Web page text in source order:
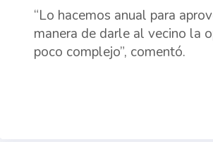
“Lo hacemos anual para
manera de darle al vecino la
poco complejo”, comentó.